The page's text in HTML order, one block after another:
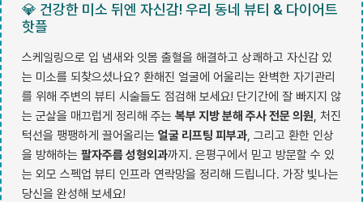
💎 건강한 미소 뒤엔 자신감! 우리 동네 뷰티 & 다이어트
핫플
스케일링으로 입 냄새와 잇몸 출혈을 해결하고 상쾌하고 자신감 있
는 미소를 되찾으셨나요? 환해진 얼굴에 어울리는 완벽한 자기관리
를 위해 주변의 뷰티 시술들도 점검해 보세요! 단기간에 잘 빠지지 않
는 군살을 매끄럽게 정리해 주는 복부 지방 분해 주사 전문 의원, 처진
턱선을 팽팽하게 끌어올리는 얼굴 리프팅 피부과, 그리고 환한 인상
을 방해하는 팔자주름 성형외과까지. 은평구에서 믿고 방문할 수 있
는 외모 스펙업 뷰티 인프라 연락망을 정리해 드립니다. 가장 빛나는
당신을 완성해 보세요!